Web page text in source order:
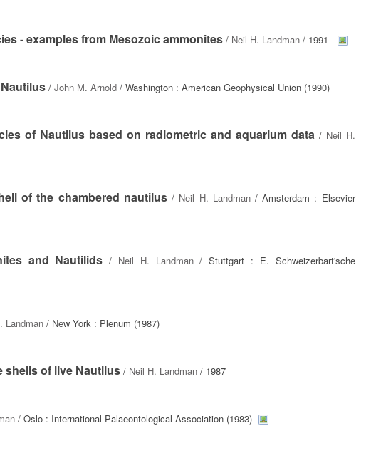
- examples from Mesozoic ammonites / Neil H. Landman / 1991
/ John M. Arnold / Washington : American Geophysical Union (1990)
of Nautilus based on radiometric and aquarium data/ Neil H.
of the chambered nautilus/ Neil H. Landman/ Amsterdam : Elsevier
and Nautilids / Neil H. Landman/ Stuttgart : E. Schweizerbart'sche
Landman / New York : Plenum (1987)
shells of live Nautilus / Neil H. Landman / 1987
/ Oslo : International Palaeontological Association (1983)